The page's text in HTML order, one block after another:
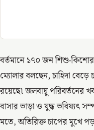
বর্তমানে ১৭০ জন শিশু-
ম্যোলার বলছেন, চাহিদা
রয়েছে৷ জলবায়ু পরিবর্তনের
বাসার ভাড়া ও যুদ্ধ ভবিষ্যৎ
মতে, অতিরিক্ত চাপের মুখে